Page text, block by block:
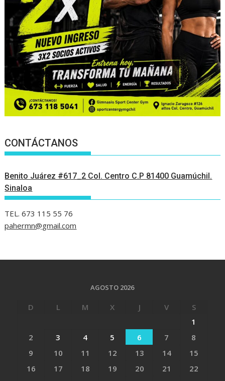
CONTÁCTANOS
Benito Juárez #617_2 Col. Centro C.P 81400 Guamúchil.
Sinaloa
TEL. 673 115 55 76
pahermn@gmail.com
AGOSTO 2026
D L M X J V
S
1
2
3 4 5 6 7
8
9
10 11 12 13 14
15
16
17 18 19 20 21
22